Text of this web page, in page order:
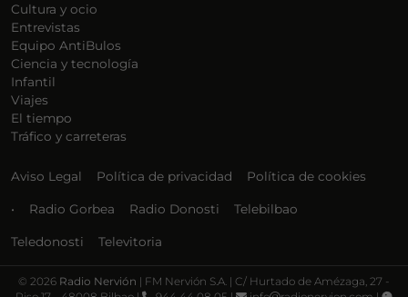
Cultura y ocio
Entrevistas
Equipo AntiBulos
Ciencia y tecnología
Infantil
Viajes
El tiempo
Tráfico y carreteras
Aviso Legal Política de privacidad Política de cookies
• Radio Gorbea Radio Donosti Telebilbao
Teledonosti Televitoria
© 2026 Radio Nervión | FM Nervión S.A. | C/ Hurtado de Amézaga, 27 -